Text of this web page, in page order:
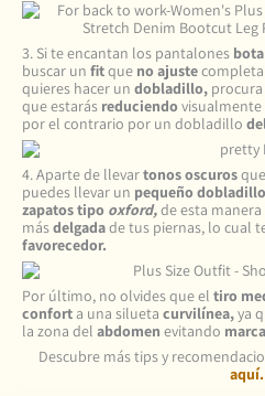
3. Si te encantan los pantalones
buscar un fitque no ajuste
quieres hacer un dobladillo,
que estarás reduciendovisualmente
por el contrario por un dobladillo
4. Aparte de llevartonos oscuros
puedes llevar un pequeño dobladillo
zapatos tipo oxford,de esta
másdelgadade tus piernas, lo cual
favorecedor.
Por último, no olvides que el tiro
confort a una silueta curvilínea,ya
la zona del abdomen evitando
Descubre más tips y
aquí.